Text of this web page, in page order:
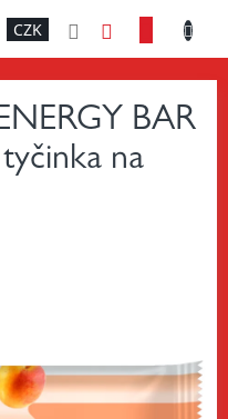
CZK
KOŠÍK
BAR
na